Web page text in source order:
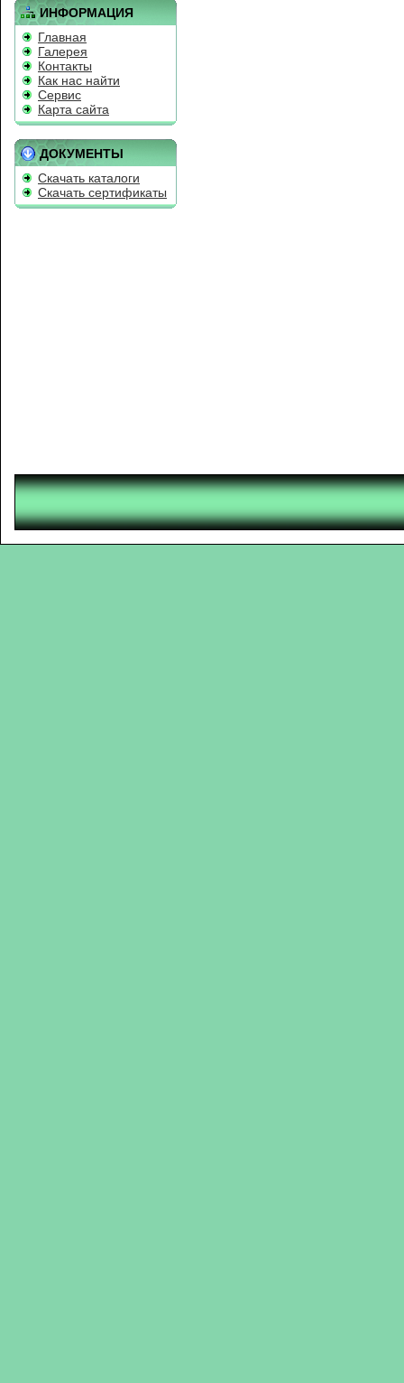
ИНФОРМАЦИЯ
Главная
Галерея
Контакты
Как нас найти
Сервис
Карта сайта
ДОКУМЕНТЫ
Скачать каталоги
Скачать сертификаты